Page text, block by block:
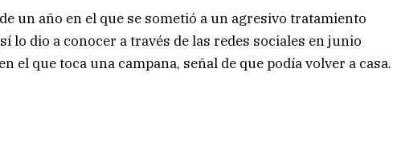
un año en el que se sometió a un agresivo tratamiento
lo dio a conocer a través de las redes sociales en junio
el que toca una campana, señal de que podía volver a casa.